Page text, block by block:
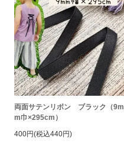
両面サテンリボン ブラック（9m
m巾×295cm）
400円(税込440円)